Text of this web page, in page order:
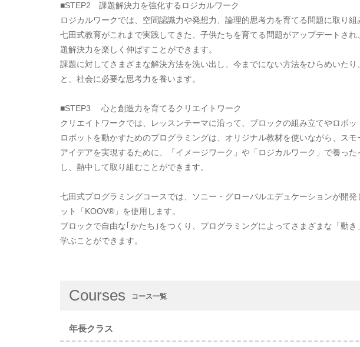
■STEP2 課題解決力を強化するロジカルワーク
ロジカルワークでは、空間認識力や発想力、論理的思考力を育てる問題に取り組
七田式教育がこれまで実践してきた、子供たちを育てる問題がアップデートさ
題解決力を楽しく伸ばすことができます。
課題に対してさまざまな解決方法を洗い出し、今までにない方法をひらめいた
と、社会に必要な思考力を養います。
■STEP3 心と創造力を育てるクリエイトワーク
クリエイトワークでは、レッスンテーマに沿って、ブロックの組み立てやロボッ
ロボットを動かすためのプログラミングは、オリジナル教材を使いながら、スモ
アイデアを実現するために、「イメージワーク」や「ロジカルワーク」で養っ
し、熱中して取り組むことができます。
七田式プログラミングコースでは、ソニー・グローバルエデュケーションが開
ット「KOOV®」を使用します。
ブロックで自由な｢かたち｣をつくり、プログラミングによってさまざまな「動
学ぶことができます。
Courses コース一覧
年長クラス